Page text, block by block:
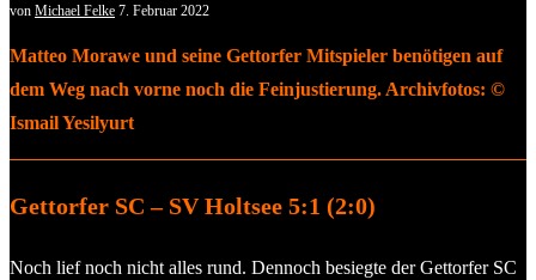
von Michael Felke 7. Februar 2022
Matteo Morawe und seine Gettorfer Mitspieler benötigen auf
dem Weg nach vorne noch die Feinjustierung. Archivfotos: ©
Ismail Yesilyurt
Gettorfer SC – SV Holtsee 5:1 (2:0)
Noch lief noch nicht alles rund. Dennoch besiegte der Gettorfer SC